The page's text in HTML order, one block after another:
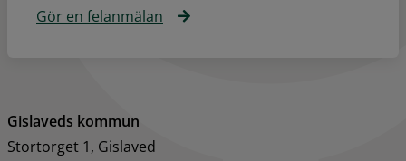
Gör en felanmälan
Gislaveds kommun
Stortorget 1, Gislaved